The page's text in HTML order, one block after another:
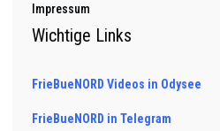
Impressum
Wichtige Links
FrieBueNORD Videos in Odysee
FrieBueNORD in Telegram